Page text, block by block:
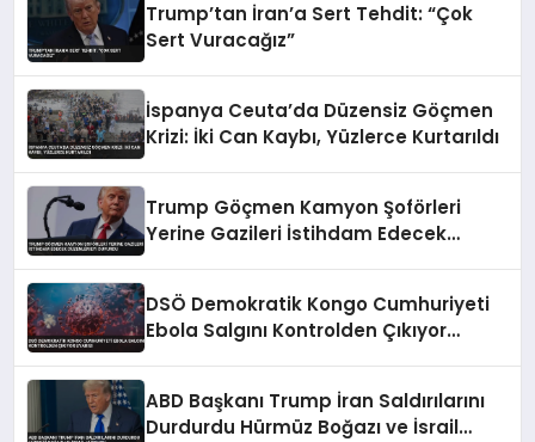
Trump’tan İran’a Sert Tehdit: “Çok
Sert Vuracağız”
İspanya Ceuta’da Düzensiz Göçmen
Krizi: İki Can Kaybı, Yüzlerce Kurtarıldı
Trump Göçmen Kamyon Şoförleri
Yerine Gazileri İstihdam Edecek
DSÖ Demokratik Kongo Cumhuriyeti
Ebola Salgını Kontrolden Çıkıyor
ABD Başkanı Trump İran Saldırılarını
Durdurdu Hürmüz Boğazı ve İsrail